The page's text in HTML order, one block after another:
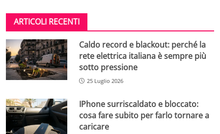
ARTICOLI RECENTI
Caldo record e blackout: perché la
rete elettrica italiana è sempre più
sotto pressione
25 Luglio 2026
IPhone surriscaldato e bloccato:
cosa fare subito per farlo tornare a
caricare